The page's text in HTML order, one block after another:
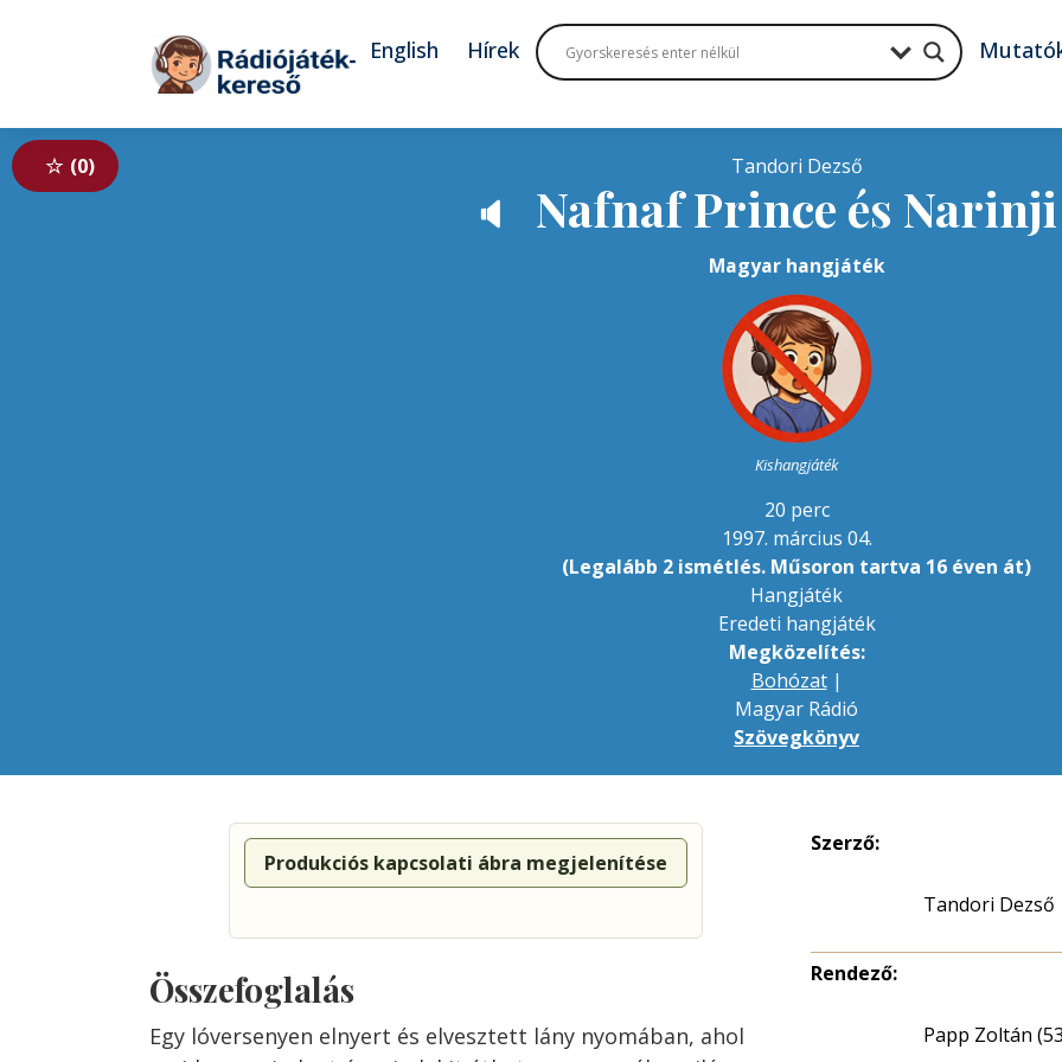
Tovább a tartalomhoz
English Hírek
0 Tandori Dezső
🔈 Nafnaf Prince és
Magyar hangjáték
Kishangjáték
20 perc
1997. március 04.
(Legalább 2 ismétlés. Műsoron tartva 16 éven át)
Hangjáték
Eredeti hangjáték
Megközelítés:
Bohózat|
Magyar Rádió
Szövegkönyv
Produkciós kapcsolati ábra megjelenítése
Összefoglalás
Egy lóversenyen elnyert és elvesztett lány nyomában, ahol
Szerző:
Tandori Dezső
Rendező:
Papp Zoltán